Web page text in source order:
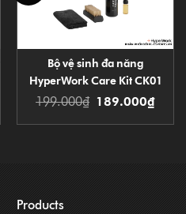
Bộ vệ sinh đa năng
HyperWork Care Kit CK01
199.000₫ 189.000₫
Products